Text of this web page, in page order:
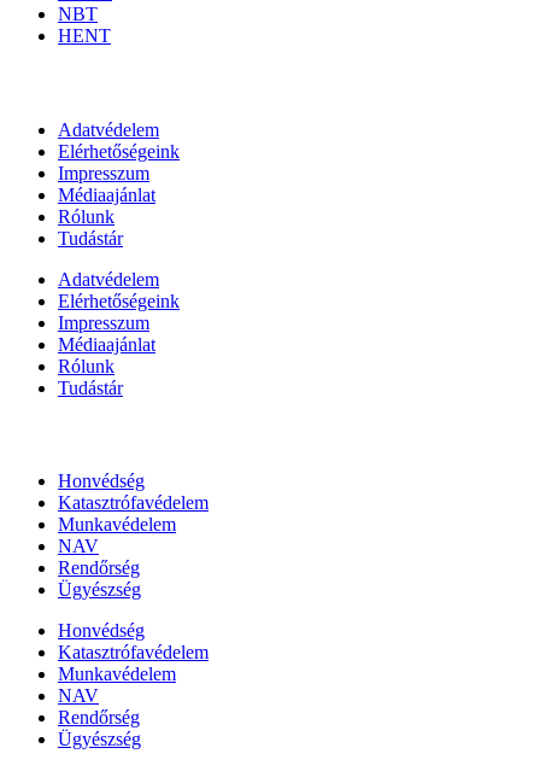
NBT
HENT
Adatvédelem
Elérhetőségeink
Impresszum
Médiaajánlat
Rólunk
Tudástár
Adatvédelem
Elérhetőségeink
Impresszum
Médiaajánlat
Rólunk
Tudástár
Honvédség
Katasztrófavédelem
Munkavédelem
NAV
Rendőrség
Ügyészség
Honvédség
Katasztrófavédelem
Munkavédelem
NAV
Rendőrség
Ügyészség